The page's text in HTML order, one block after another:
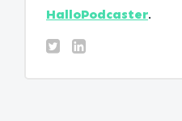
HalloPodcaster.